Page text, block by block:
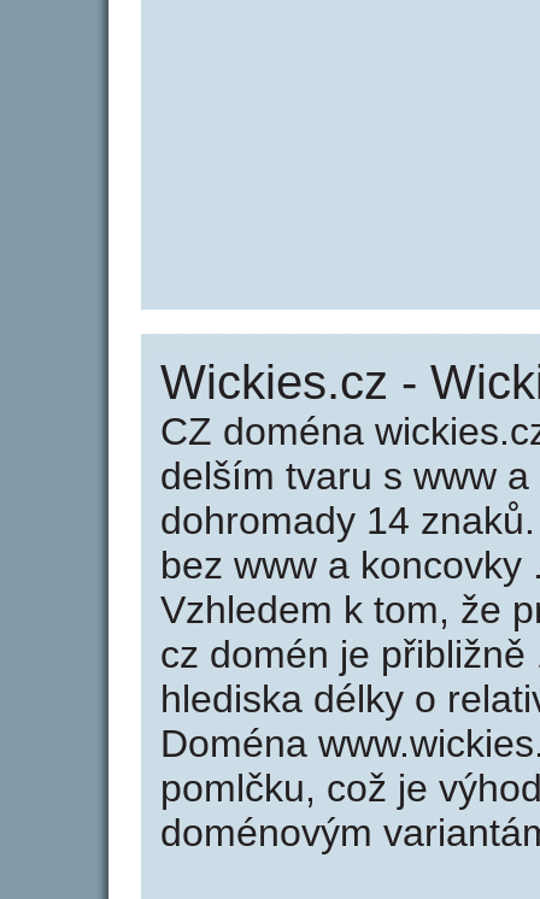
Wickies.cz -
CZ doména
delším tvaru s www
dohromady 14
bez www a
Vzhledem k tom, že
cz domén je
hlediska délky o
Doména
pomlčku, což je
doménovým